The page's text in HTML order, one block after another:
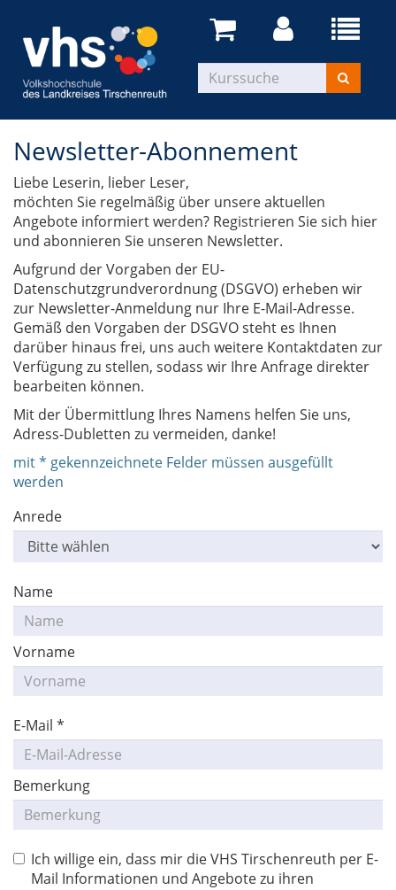
Newsletter-Abonnement
Liebe Leserin, lieber Leser,
möchten Sie regelmäßig über unsere aktuellen
Angebote informiert werden? Registrieren Sie sich hier
und abonnieren Sie unseren Newsletter.
Aufgrund der Vorgaben der EU-
Datenschutzgrundverordnung (DSGVO) erheben wir
zur Newsletter-Anmeldung nur Ihre E-Mail-Adresse.
Gemäß den Vorgaben der DSGVO steht es Ihnen
darüber hinaus frei, uns auch weitere Kontaktdaten zur
Verfügung zu stellen, sodass wir Ihre Anfrage direkter
bearbeiten können.
Mit der Übermittlung Ihres Namens helfen Sie uns,
Adress-Dubletten zu vermeiden, danke!
mit * gekennzeichnete Felder müssen ausgefüllt
werden
Anrede
Name
Vorname
E-Mail *
Bemerkung
Ich willige ein, dass mir die VHS Tirschenreuth per E-
Mail Informationen und Angebote zu ihren